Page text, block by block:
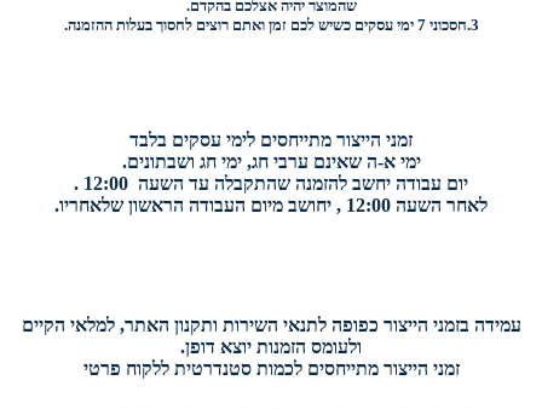
שהמוצר יהיה אצלכם בהקדם.
3. חסכוני7 ימי עסקים כשיש לכם זמן ואתם רוצים לחסוך בעלות ההזמנה.
זמני הייצור מתייחסים לימי עסקים בלבד
ימי א-ה שאינם ערבי חג, ימי חג ושבתונים.
יום עבודה יחשב להזמנה שהתקבלה עד השעה 12:00 .
לאחר השעה 12:00 , יחושב מיום העבודה הראשון שלאחריו.
עמידה בזמני הייצור כפופה לתנאי השירות ותקנון האתר, למלאי הקיים
ולעומס הזמנות יוצא דופן.
זמני הייצור מתייחסים לכמות סטנדרטית ללקוח פרטי